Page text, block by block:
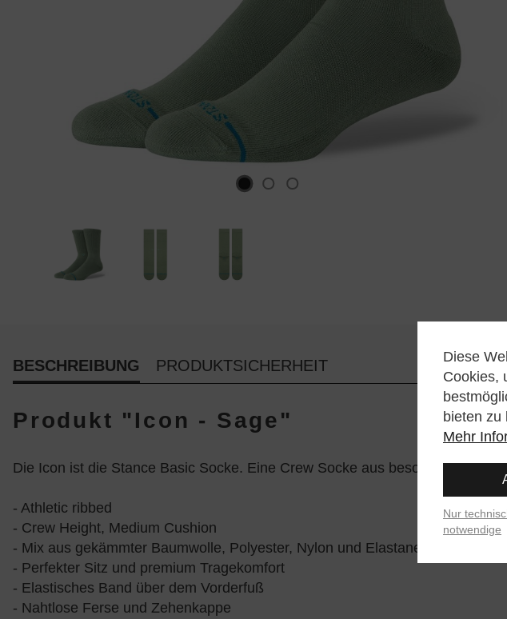
BESCHREIBUNG PRODUKTSICHERHEIT
Produkt "Icon - Sage"
Die Icon ist die Stance Basic Socke. Eine Crew Socke aus besonders
- Athletic ribbed
- Crew Height, Medium Cushion
- Mix aus gekämmter Baumwolle, Polyester, Nylon und Elastane
- Perfekter Sitz und premium Tragekomfort
- Elastisches Band über dem Vorderfuß
- Nahtlose Ferse und Zehenkappe
Diese
Cookies,
bieten zu
Mehr
Nur
notwendige